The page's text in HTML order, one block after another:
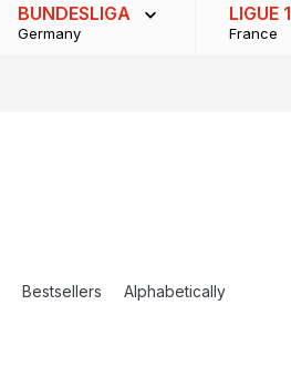
BUNDESLIGA
Germany
LIGUE 1
France
Bestsellers Alphabetically